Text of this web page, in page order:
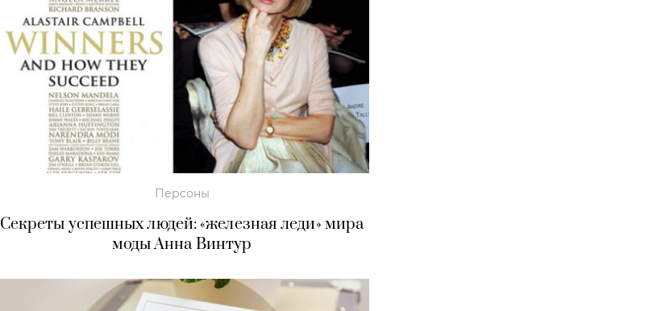
Персоны
Секреты успешных людей: «железная леди» мира
моды Анна Винтур